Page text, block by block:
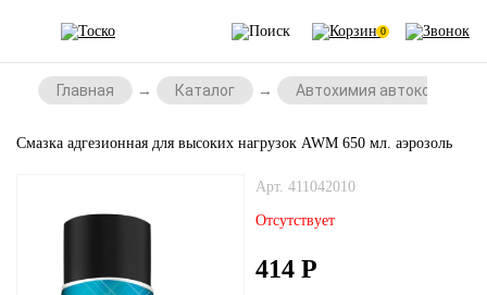
0
Главная Каталог Автохимия
Смазка адгезионная для высоких нагрузок AWM 650 мл. аэрозоль
Арт. 411042010
Отсутствует
414 Р